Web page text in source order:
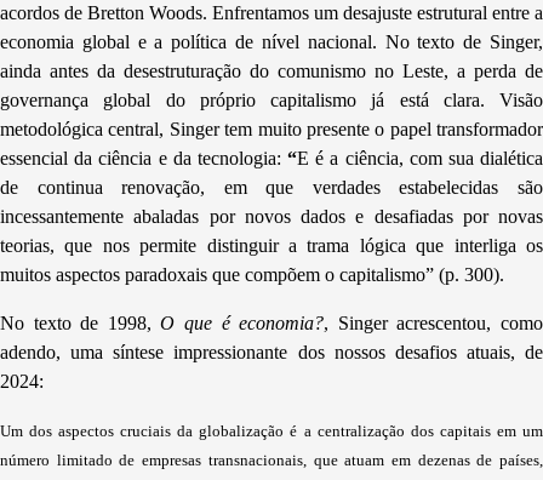
acordos de Bretton Woods. Enfrentamos um desajuste estrutural entre a
economia global e a política de nível nacional. No texto de Singer,
ainda antes da desestruturação do comunismo no Leste, a perda de
governança global do próprio capitalismo já está clara. Visão
metodológica central, Singer tem muito presente o papel transformador
essencial da ciência e da tecnologia: “E é a ciência, com sua dialética
de continua renovação, em que verdades estabelecidas são
incessantemente abaladas por novos dados e desafiadas por novas
teorias, que nos permite distinguir a trama lógica que interliga os
muitos aspectos paradoxais que compõem o capitalismo” (p. 300).
No texto de 1998,O que é economia?, Singer acrescentou, como
adendo, uma síntese impressionante dos nossos desafios atuais, de
2024:
Um dos aspectos cruciais da globalização é a centralização dos capitais em um
número limitado de empresas transnacionais, que atuam em dezenas de países,